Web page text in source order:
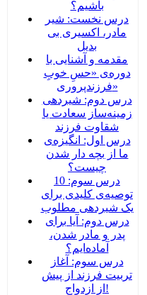
باشیم؟
درس نخست: شیر
مادر، اکسیری بی
بدیل
مقدمه و آشنایی با
دوره‌ی «حسِ خوبِ
فرزندپروری»
درس دوم: شیردهی
زمینه‌ساز سعادت یا
شقاوت فرزند
درس اول: انگیزه‌ی
ما از بچه دار شدن
چیست؟
درس سوم: 10
توصیه‌ی کلیدی برای
یک شیردهی مطلوب
درس دوم: آیا برای
پدر و مادر شدن،
آماده‌ایم؟
درس سوم: آغاز
تربیت فرزند از پیش
از ازدواج!